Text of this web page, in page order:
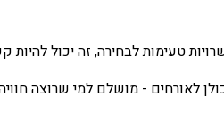
טעימות לבחירה, זה יכול
לאורחים - מושלם למי שרוצה